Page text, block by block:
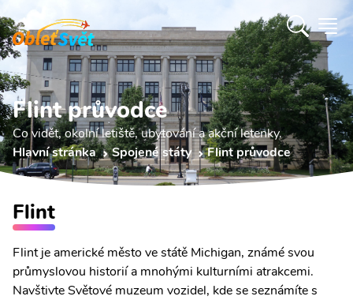
Flint průvodce
Co vidět, okolní letiště, ubytování a akční letenky.
Hlavní stránka
Spojené státy Flint průvodce
Flint
Flint je americké město ve státě Michigan, známé svou
průmyslovou historií a mnohými kulturními atrakcemi.
Navštivte Světové muzeum vozidel, kde se seznámíte s